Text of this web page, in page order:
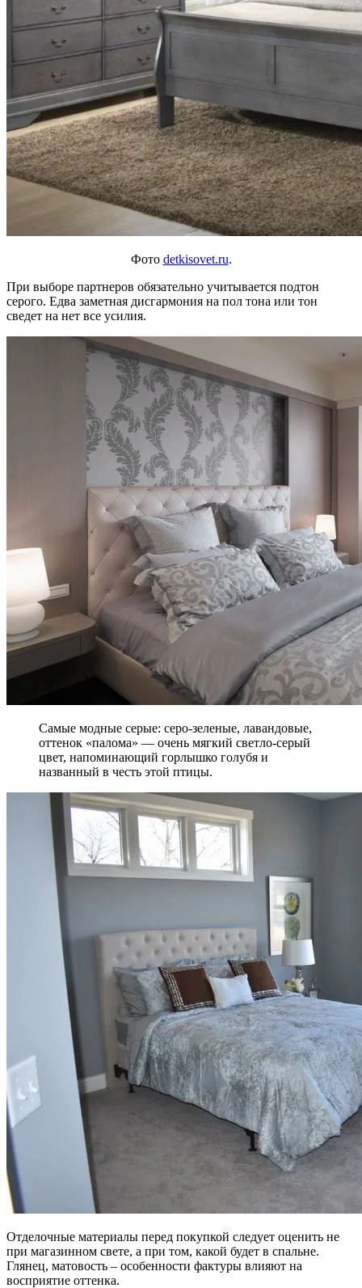
Фото detkisovet.ru.
При выборе партнеров обязательно учитывается подтон
серого. Едва заметная дисгармония на пол тона или тон
сведет на нет все усилия.
Самые модные серые: серо-зеленые, лавандовые,
оттенок «палома» — очень мягкий светло-серый
цвет, напоминающий горлышко голубя и
названный в честь этой птицы.
Отделочные материалы перед покупкой следует оценить не
при магазинном свете, а при том, какой будет в спальне.
Глянец, матовость – особенности фактуры влияют на
восприятие оттенка.